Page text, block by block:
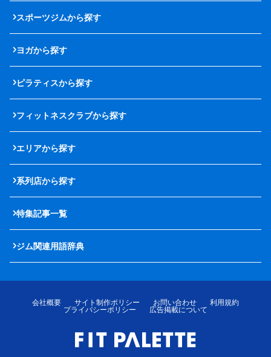
スポーツジムから探す
ヨガから探す
ピラティスから探す
フィットネスクラブから探す
エリアから探す
系列店から探す
特集記事一覧
ジム関連用語辞典
会社概要 サイト制作ポリシー お問い合わせ
利用規約
プライバシーポリシー
広告掲載について